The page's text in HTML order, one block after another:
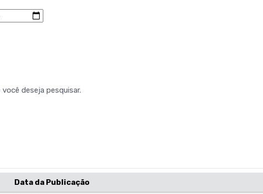
deseja pesquisar.
Data da Publicação